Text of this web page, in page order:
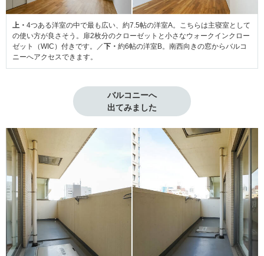
上・ 4つある洋室の中で最も広い、約7.5帖の洋室A。こちらは主寝室として
の使い方が良さそう。扉2枚分のクローゼットと小さなウォークインクロー
ゼット（WIC）付きです。／下・ 約6帖の洋室B。南西向きの窓からバルコ
ニーへアクセスできます。
バルコニーへ
出てみました